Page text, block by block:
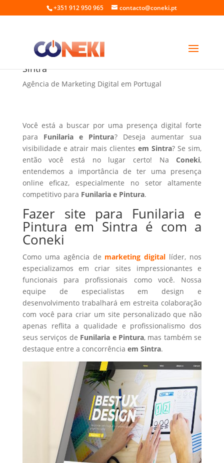
+351 912 950 965 contacto@coneki.pt
Fazer site para Funilaria e Pintura em
Sintra
Agência de Marketing Digital em Portugal
Você está a buscar por uma presença digital forte
para Funilaria e Pintura? Deseja aumentar sua
visibilidade e atrair mais clientesem Sintra? Se sim,
então você está no lugar certo! NaConeki,
entendemos a importância de ter uma presença
online eficaz, especialmente no setor altamente
competitivo para Funilaria e Pintura.
Fazer site para Funilaria e
Pintura em Sintra é com a
Coneki
Como uma agência de marketing digital líder, nos
especializamos em criar sites impressionantes e
funcionais para profissionais como você. Nossa
equipe de especialistas em design e
desenvolvimento trabalhará em estreita colaboração
com você para criar um site personalizado que não
apenas reflita a qualidade e profissionalismo dos
seus serviços de Funilaria e Pintura, mas também se
destaque entre a concorrência em Sintra.